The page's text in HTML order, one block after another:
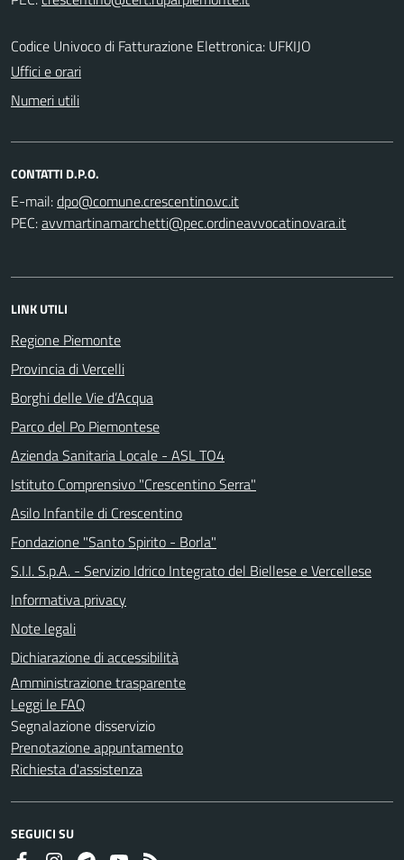
Codice Univoco di Fatturazione Elettronica: UFKIJO
Uffici e orari
Numeri utili
CONTATTI D.P.O.
E-mail:
PEC:
LINK UTILI
Regione Piemonte
Provincia di Vercelli
Borghi delle Vie d’Acqua
Parco del Po Piemontese
Azienda Sanitaria Locale - ASL TO4
Istituto Comprensivo "Crescentino Serra"
Asilo Infantile di Crescentino
Fondazione "Santo Spirito - Borla"
S.I.I. S.p.A. - Servizio Idrico Integrato del Biellese e Vercellese
Informativa privacy
Note legali
Dichiarazione di accessibilità
Amministrazione trasparente
Leggi le FAQ
Segnalazione disservizio
Prenotazione appuntamento
Richiesta d'assistenza
SEGUICI SU